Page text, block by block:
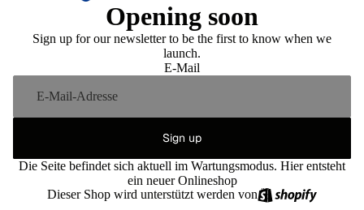
Opening soon
Sign up for our newsletter to be the first to know when we
launch.
E-Mail
Sign up
Die Seite befindet sich aktuell im Wartungsmodus. Hier entsteht
ein neuer Onlineshop
Dieser Shop wird unterstützt werden von